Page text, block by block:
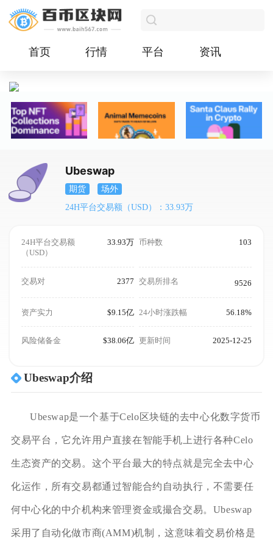
首页 行情 平台 资讯
Ubeswap
期货
场外
24H平台交易额（USD）：33.93万
24H平台交易额
（USD）
33.93万 币种数 103
交易对 2377 交易所排名 9526
资产实力 $9.15亿 24小时涨跌幅 56.18%
风险储备金 $38.06亿 更新时间 2025-12-25
Ubeswap介绍
Ubeswap是一个基于Celo区块链的去中心化数字货币
交易平台，它允许用户直接在智能手机上进行各种Celo
生态资产的交易。这个平台最大的特点就是完全去中心
化运作，所有交易都通过智能合约自动执行，不需要任
何中心化的中介机构来管理资金或撮合交易。Ubeswap
采用了自动化做市商(AMM)机制，这意味着交易价格是